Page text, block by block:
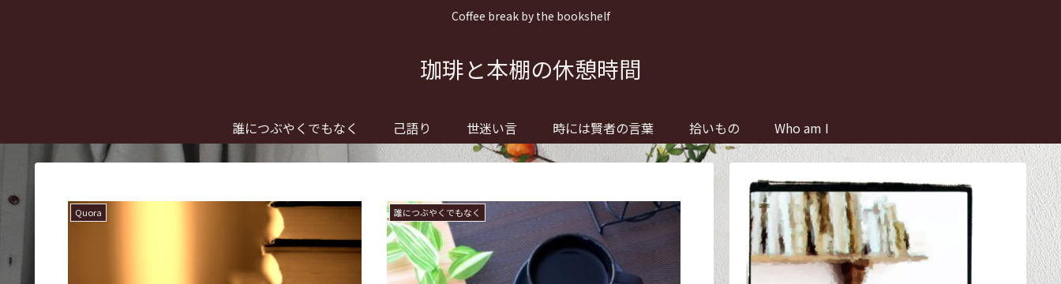
Coffee break by the bookshelf
珈琲と本棚の休憩時間
誰につぶやくでもなく 己語り 世迷い言 時には賢者の言葉 拾いもの Who am I
Quora 誰につぶやくでもなく